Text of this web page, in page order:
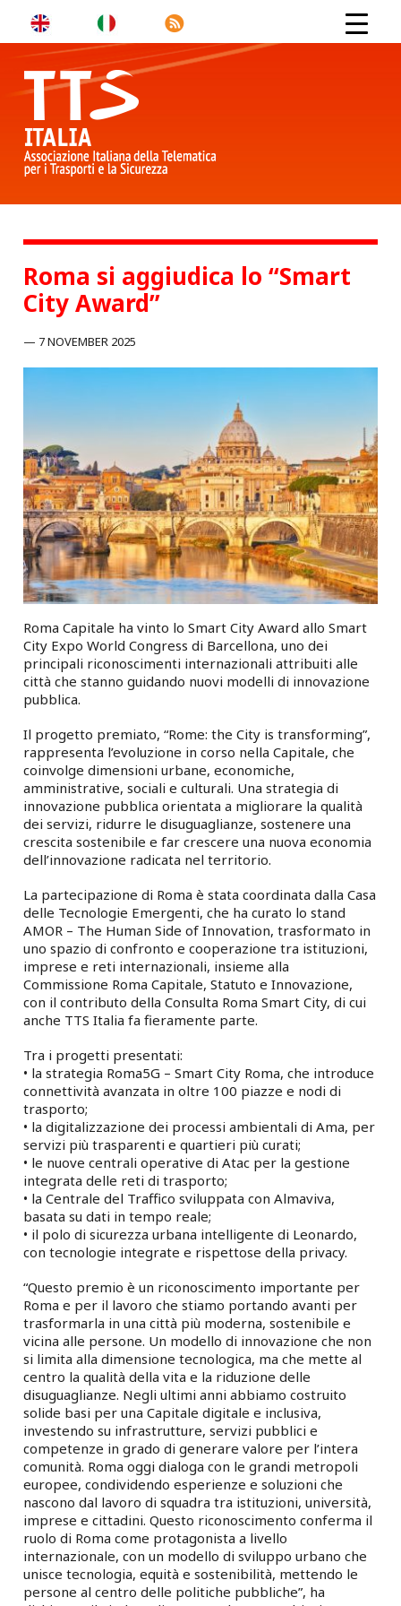
Roma si aggiudica lo “Smart
City Award”
7 NOVEMBER 2025
Roma Capitale ha vinto lo Smart City Award allo Smart
City Expo World Congress di Barcellona, uno dei
principali riconoscimenti internazionali attribuiti alle
città che stanno guidando nuovi modelli di innovazione
pubblica.
Il progetto premiato, “Rome: the City is transforming”,
rappresenta l’evoluzione in corso nella Capitale, che
coinvolge dimensioni urbane, economiche,
amministrative, sociali e culturali. Una strategia di
innovazione pubblica orientata a migliorare la qualità
dei servizi, ridurre le disuguaglianze, sostenere una
crescita sostenibile e far crescere una nuova economia
dell’innovazione radicata nel territorio.
La partecipazione di Roma è stata coordinata dalla Casa
delle Tecnologie Emergenti, che ha curato lo stand
AMOR – The Human Side of Innovation, trasformato in
uno spazio di confronto e cooperazione tra istituzioni,
imprese e reti internazionali, insieme alla
Commissione Roma Capitale, Statuto e Innovazione,
con il contributo della Consulta Roma Smart City, di cui
anche TTS Italia fa fieramente parte.
Tra i progetti presentati:
• la strategia Roma5G – Smart City Roma, che introduce
connettività avanzata in oltre 100 piazze e nodi di
trasporto;
• la digitalizzazione dei processi ambientali di Ama, per
servizi più trasparenti e quartieri più curati;
• le nuove centrali operative di Atac per la gestione
integrata delle reti di trasporto;
• la Centrale del Traffico sviluppata con Almaviva,
basata su dati in tempo reale;
• il polo di sicurezza urbana intelligente di Leonardo,
con tecnologie integrate e rispettose della privacy.
“Questo premio è un riconoscimento importante per
Roma e per il lavoro che stiamo portando avanti per
trasformarla in una città più moderna, sostenibile e
vicina alle persone. Un modello di innovazione che non
si limita alla dimensione tecnologica, ma che mette al
centro la qualità della vita e la riduzione delle
disuguaglianze. Negli ultimi anni abbiamo costruito
solide basi per una Capitale digitale e inclusiva,
investendo su infrastrutture, servizi pubblici e
competenze in grado di generare valore per l’intera
comunità. Roma oggi dialoga con le grandi metropoli
europee, condividendo esperienze e soluzioni che
nascono dal lavoro di squadra tra istituzioni, università,
imprese e cittadini. Questo riconoscimento conferma il
ruolo di Roma come protagonista a livello
internazionale, con un modello di sviluppo urbano che
unisce tecnologia, equità e sostenibilità, mettendo le
persone al centro delle politiche pubbliche”, ha